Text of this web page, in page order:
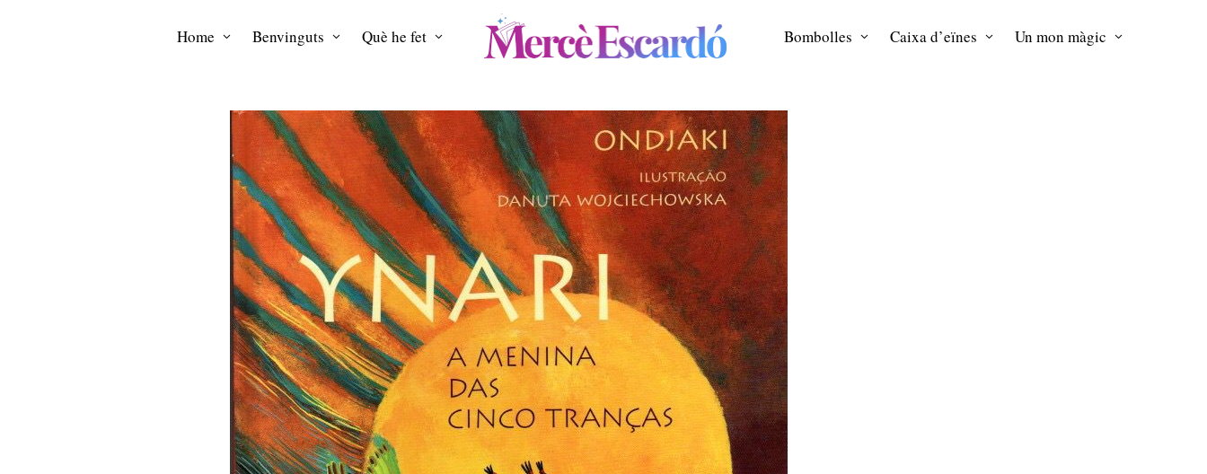
Home Benvinguts Què he fet Bombolles Caixa d’eïnes Un mon màgic